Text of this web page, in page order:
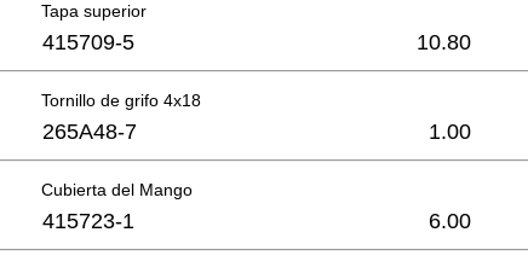
Tapa superior
415709-5 10.80
Tornillo de grifo 4x18
265A48-7 1.00
Cubierta del Mango
415723-1 6.00